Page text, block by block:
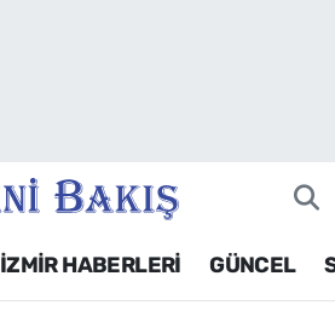
İZMİR HABERLERİ GÜNCEL